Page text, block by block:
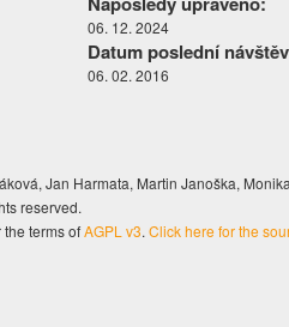
06. 12. 2024
Datum poslední
06. 02. 2016
Jan Harmata, Martin Janoška,
reserved.
terms ofAGPL v3. Click here for the